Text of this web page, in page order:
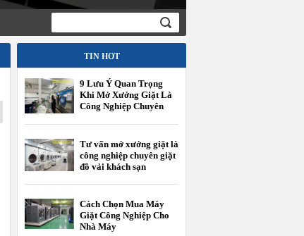
TIN HOT
9 Lưu Ý Quan Trọng
Khi Mở Xưởng Giặt Là
Công Nghiệp Chuyên
Tư vấn mở xưởng giặt là
công nghiệp chuyên giặt
đồ vải khách sạn
Cách Chọn Mua Máy
Giặt Công Nghiệp Cho
Nhà Máy